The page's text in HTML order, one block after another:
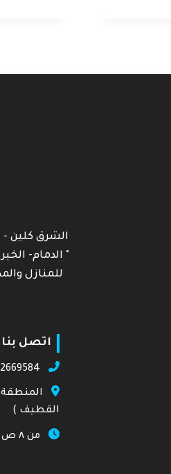
الشرق كلين
" الدمام-
للمنازل
اتصل بنا
المنطقة
القطيف )
من ٨ ص - ٨ م